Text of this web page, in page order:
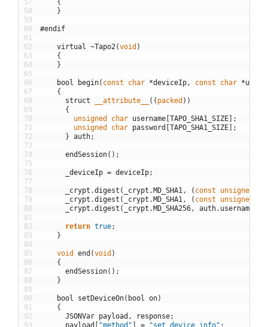
58
59
60
61
62
63
64
65
66
67
68
69
70
71
72
73
74
75
76
77
78
79
80
81
82
83
84
85
86
87
88
89
90
91
92
93
}
#endif
virtual ~Tapo2 (void )
{
}
bool begin( const char *deviceIp , const char *
{
struct
__attribute__ ( ( packed ) )
{
unsigned
char username [TAPO_SHA1_SIZE] ;
unsigned
char password [TAPO_SHA1_SIZE] ;
} auth;
endSession( ) ;
_deviceIp = deviceIp;
_crypt .digest ( _crypt .MD_SHA1 , ( const unsigned
_crypt .digest ( _crypt .MD_SHA1 , ( const unsigned
_crypt .digest ( _crypt .MD_SHA256 , auth. username
return true;
}
void end (void )
{
endSession( ) ;
}
bool setDeviceOn( bool on)
{
JSONVar payload , response;
payload [ "method" ] = "set_device_info" ;